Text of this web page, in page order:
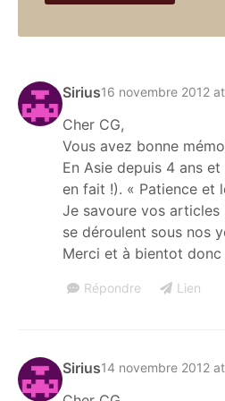
Sirius16 novembre 2012
Cher CG,
Vous avez bonne
En Asie depuis 4 ans
en fait !). « Patience et
Je savoure vos articles
se déroulent sous nos
Merci et à bientot donc
Répondre Lien
Sirius14 novembre 2012